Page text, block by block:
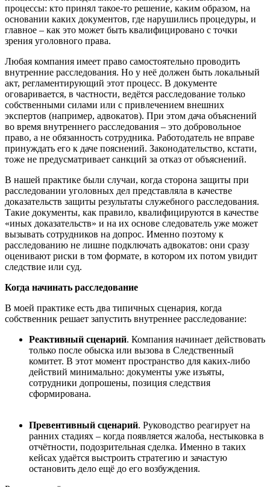
процессы: кто принял такое-то решение, каким образом, на
основании каких документов, где нарушились процедуры, и
главное – как это может быть квалифицировано с точки
зрения уголовного права.
Любая компания имеет право самостоятельно проводить
внутренние расследования. Но у неё должен быть локальный
акт, регламентирующий этот процесс. В документе
оговаривается, в частности, ведётся расследование только
собственными силами или с привлечением внешних
экспертов (например, адвокатов). При этом дача объяснений
во время внутреннего расследования – это добровольное
право, а не обязанность сотрудника. Работодатель не вправе
принуждать его к даче пояснений. Законодательство, кстати,
тоже не предусматривает санкций за отказ от объяснений.
В нашей практике были случаи, когда сторона защиты при
расследовании уголовных дел представляла в качестве
доказательств защиты результаты служебного расследования.
Такие документы, как правило, квалифицируются в качестве
«иных доказательств» и на их основе следователь уже может
вызывать сотрудников на допрос. Именно поэтому к
расследованию не лишне подключать адвокатов: они сразу
оценивают риски в том формате, в котором их потом увидит
следствие или суд.
Когда начинать расследование
В моей практике есть два типичных сценария, когда
собственник решает запустить внутреннее расследование:
Реактивный сценарий. Компания начинает действовать
только после обыска или вызова в Следственный
комитет. В этот момент пространство для каких-либо
действий минимально: документы уже изъяты,
сотрудники допрошены, позиция следствия
сформирована.
Превентивный сценарий. Руководство реагирует на
ранних стадиях – когда появляется жалоба, нестыковка в
отчётности, подозрительная сделка. Именно в таких
кейсах удаётся выстроить стратегию и зачастую
остановить дело ещё до его возбуждения.